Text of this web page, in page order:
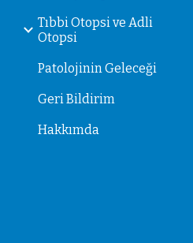
Tıbbi Otopsi ve Adli
Otopsi
Patolojinin Geleceği
Geri Bildirim
Hakkımda